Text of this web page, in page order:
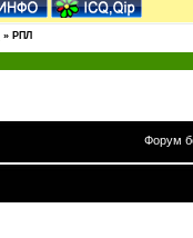
» РПЛ
Форум